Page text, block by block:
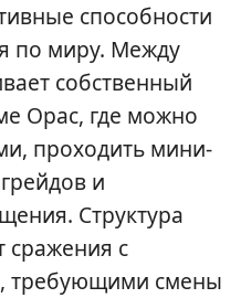
способности
по миру. Между
собственный
Орас, где можно
проходить мини-
и
Структура
сражения с
требующими смены